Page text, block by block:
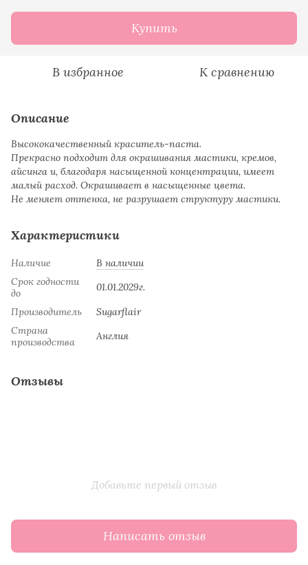
Купить
В избранное К сравнению
Описание
Высококачественный краситель-паста.
Прекрасно подходит для окрашивания мастики, кремов,
айсинга и, благодаря насыщенной концентрации, имеет
малый расход. Окрашивает в насыщенные цвета.
Не меняет оттенка, не разрушает структуру мастики.
Характеристики
Наличие
В наличии
Срок годности
до
01.01.2029г.
Производитель
Sugarflair
Страна
производства
Англия
Отзывы
Добавьте первый отзыв
Написать отзыв